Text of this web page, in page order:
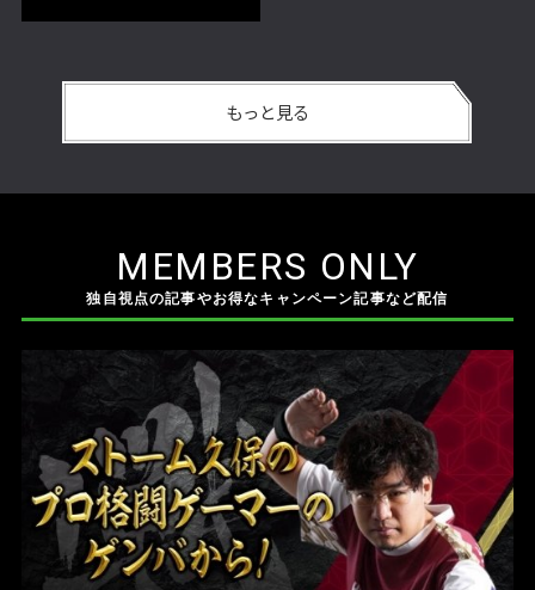
もっと見る
MEMBERS ONLY
独自視点の記事やお得なキャンペーン記事など配信